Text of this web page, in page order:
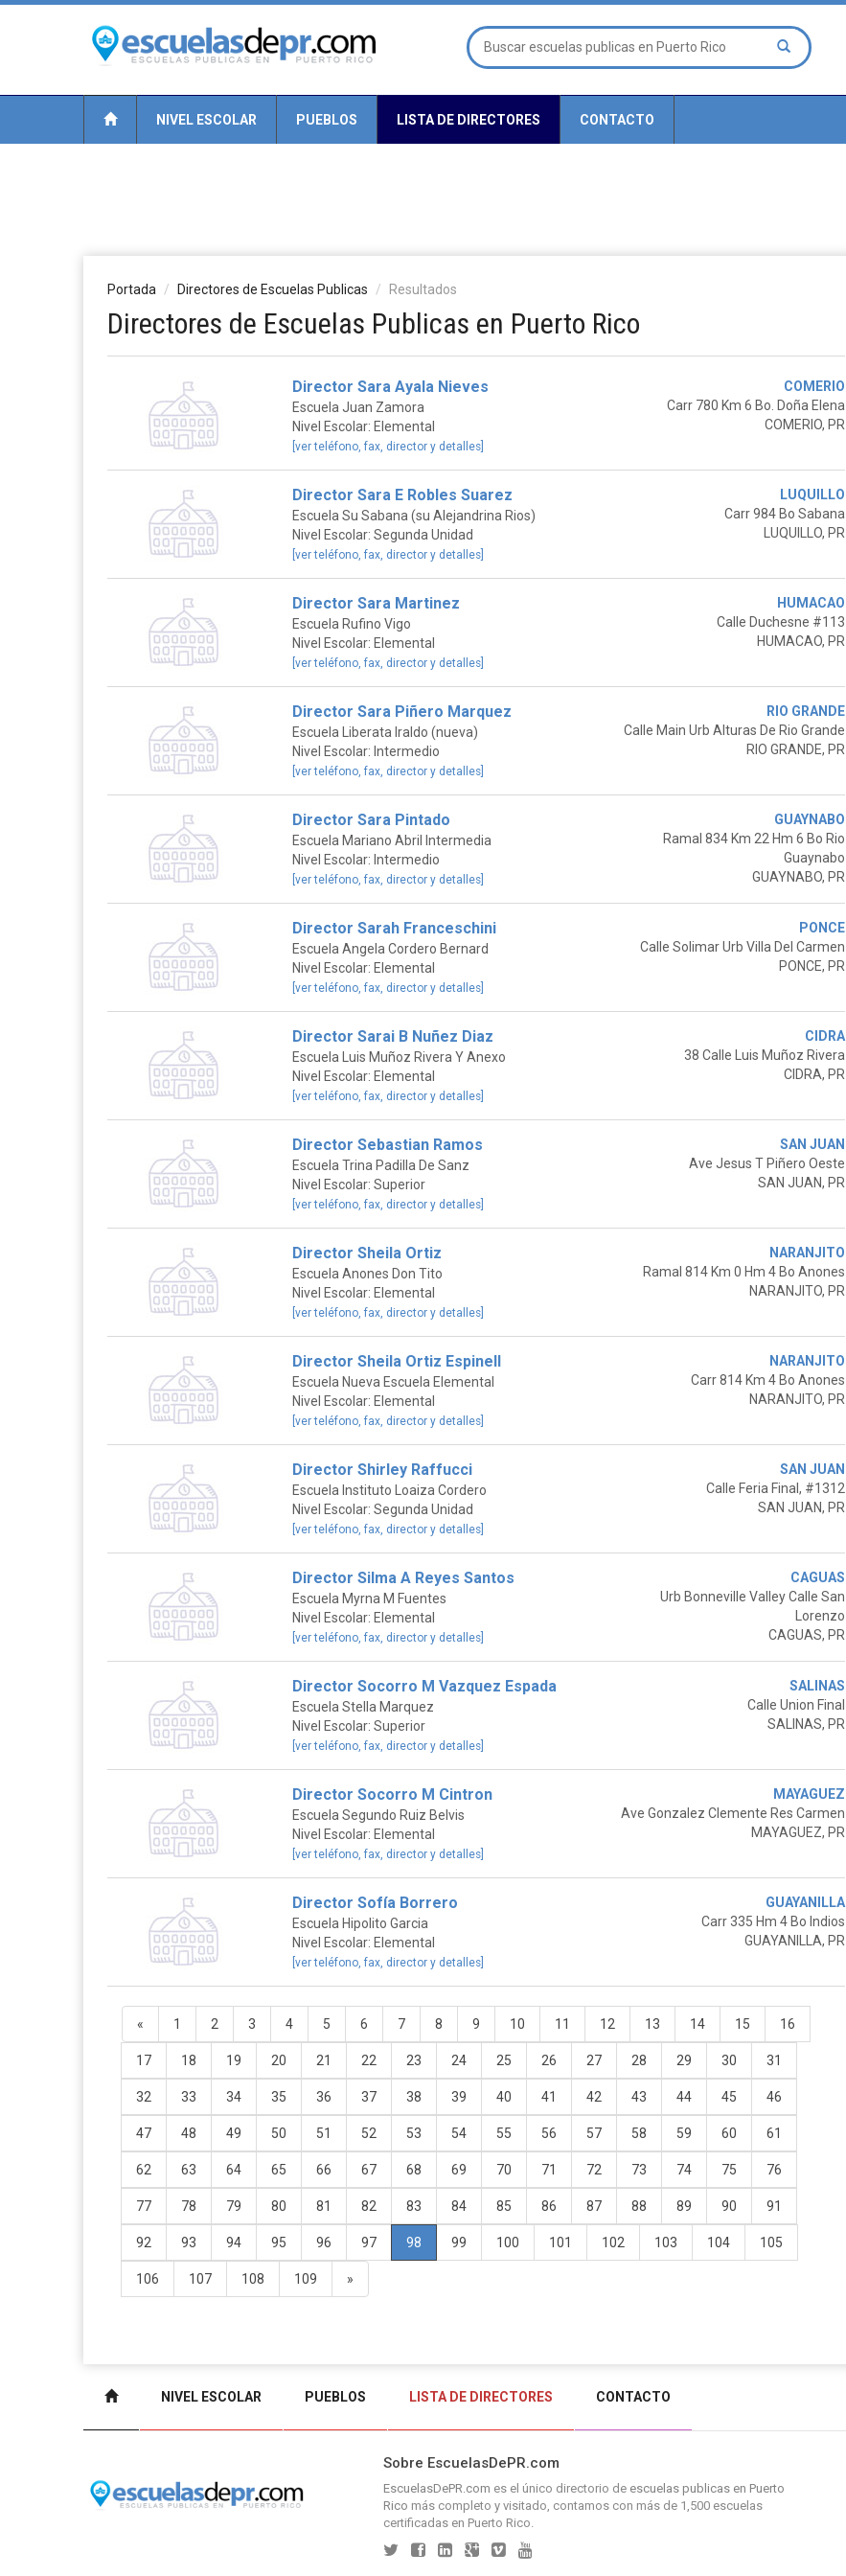
NIVEL ESCOLAR PUEBLOS LISTA DE DIRECTORES CONTACTO
Portada Directores de Escuelas Publicas Resultados
Directores de Escuelas Publicas en Puerto Rico
Director Sara Ayala Nieves
Escuela Juan Zamora
Nivel Escolar: Elemental
[ver teléfono, fax, director y detalles]
COMERIO
Carr 780 Km 6 Bo. Doña Elena
COMERIO, PR
Director Sara E Robles Suarez
Escuela Su Sabana (su Alejandrina Rios)
Nivel Escolar: Segunda Unidad
[ver teléfono, fax, director y detalles]
LUQUILLO
Carr 984 Bo Sabana
LUQUILLO, PR
Director Sara Martinez
Escuela Rufino Vigo
Nivel Escolar: Elemental
[ver teléfono, fax, director y detalles]
HUMACAO
Calle Duchesne #113
HUMACAO, PR
Director Sara Piñero Marquez
Escuela Liberata Iraldo (nueva)
Nivel Escolar: Intermedio
[ver teléfono, fax, director y detalles]
RIO GRANDE
Calle Main Urb Alturas De Rio Grande
RIO GRANDE, PR
Director Sara Pintado
Escuela Mariano Abril Intermedia
Nivel Escolar: Intermedio
[ver teléfono, fax, director y detalles]
GUAYNABO
Ramal 834 Km 22 Hm 6 Bo Rio
Guaynabo
GUAYNABO, PR
Director Sarah Franceschini
Escuela Angela Cordero Bernard
Nivel Escolar: Elemental
[ver teléfono, fax, director y detalles]
PONCE
Calle Solimar Urb Villa Del Carmen
PONCE, PR
Director Sarai B Nuñez Diaz
Escuela Luis Muñoz Rivera Y Anexo
Nivel Escolar: Elemental
[ver teléfono, fax, director y detalles]
CIDRA
38 Calle Luis Muñoz Rivera
CIDRA, PR
Director Sebastian Ramos
Escuela Trina Padilla De Sanz
Nivel Escolar: Superior
[ver teléfono, fax, director y detalles]
SAN JUAN
Ave Jesus T Piñero Oeste
SAN JUAN, PR
Director Sheila Ortiz
Escuela Anones Don Tito
Nivel Escolar: Elemental
[ver teléfono, fax, director y detalles]
NARANJITO
Ramal 814 Km 0 Hm 4 Bo Anones
NARANJITO, PR
Director Sheila Ortiz Espinell
Escuela Nueva Escuela Elemental
Nivel Escolar: Elemental
[ver teléfono, fax, director y detalles]
NARANJITO
Carr 814 Km 4 Bo Anones
NARANJITO, PR
Director Shirley Raffucci
Escuela Instituto Loaiza Cordero
Nivel Escolar: Segunda Unidad
[ver teléfono, fax, director y detalles]
SAN JUAN
Calle Feria Final, #1312
SAN JUAN, PR
Director Silma A Reyes Santos
Escuela Myrna M Fuentes
Nivel Escolar: Elemental
[ver teléfono, fax, director y detalles]
CAGUAS
Urb Bonneville Valley Calle San
Lorenzo
CAGUAS, PR
Director Socorro M Vazquez Espada
Escuela Stella Marquez
Nivel Escolar: Superior
[ver teléfono, fax, director y detalles]
SALINAS
Calle Union Final
SALINAS, PR
Director Socorro M Cintron
Escuela Segundo Ruiz Belvis
Nivel Escolar: Elemental
[ver teléfono, fax, director y detalles]
MAYAGUEZ
Ave Gonzalez Clemente Res Carmen
MAYAGUEZ, PR
Director Sofía Borrero
Escuela Hipolito Garcia
Nivel Escolar: Elemental
[ver teléfono, fax, director y detalles]
GUAYANILLA
Carr 335 Hm 4 Bo Indios
GUAYANILLA, PR
« 1 2 3 4 5 6 7 8 9 10 11 12 13 14 15 16
17 18 19 20 21 22 23 24 25 26 27 28 29 30 31
32 33 34 35 36 37 38 39 40 41 42 43 44 45 46
47 48 49 50 51 52 53 54 55 56 57 58 59 60 61
62 63 64 65 66 67 68 69 70 71 72 73 74 75 76
77 78 79 80 81 82 83 84 85 86 87 88 89 90 91
92 93 94 95 96 97 98 99 100 101 102 103 104 105
106 107 108 109 »
NIVEL ESCOLAR PUEBLOS LISTA DE DIRECTORES CONTACTO
Sobre EscuelasDePR.com
EscuelasDePR.com es el único directorio de escuelas publicas en Puerto
Rico más completo y visitado, contamos con más de 1,500 escuelas
certificadas en Puerto Rico.